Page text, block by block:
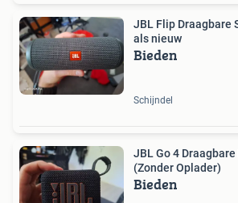
JBL Flip Draagbare
als nieuw
Bieden
Schijndel
JBL Go 4
(Zonder Oplader)
Bieden